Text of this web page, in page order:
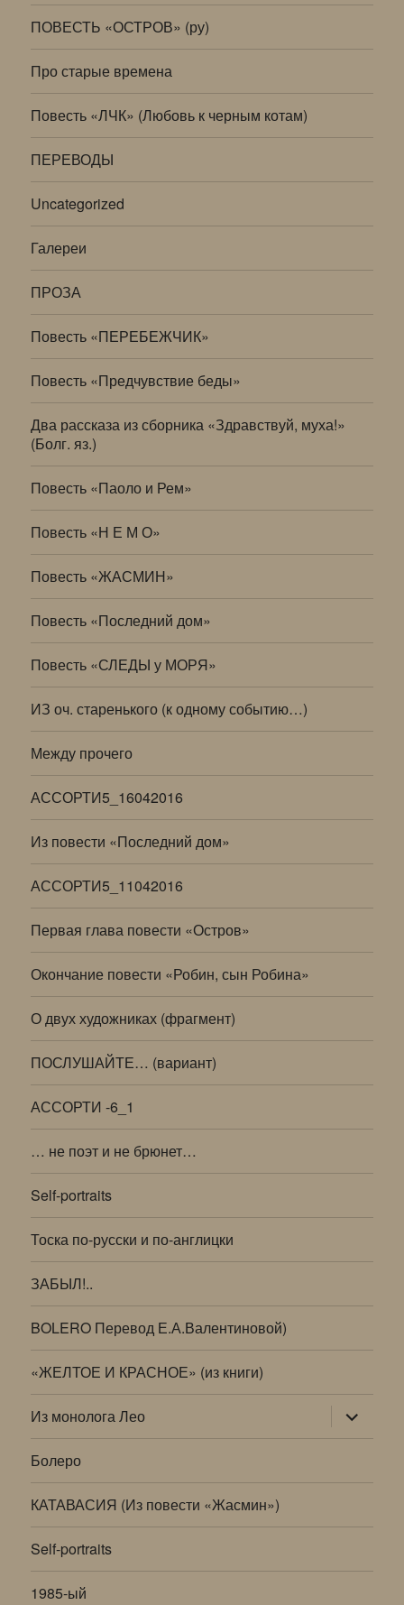
ПОВЕСТЬ «ОСТРОВ» (ру)
Про старые времена
Повесть «ЛЧК» (Любовь к черным котам)
ПЕРЕВОДЫ
Uncategorized
Галереи
ПРОЗА
Повесть «ПЕРЕБЕЖЧИК»
Повесть «Предчувствие беды»
Два рассказа из сборника «Здравствуй, муха!»
(Болг. яз.)
Повесть «Паоло и Рем»
Повесть «Н Е М О»
Повесть «ЖАСМИН»
Повесть «Последний дом»
Повесть «СЛЕДЫ у МОРЯ»
ИЗ оч. старенького (к одному событию…)
Между прочего
АССОРТИ5_16042016
Из повести «Последний дом»
АССОРТИ5_11042016
Первая глава повести «Остров»
Окончание повести «Робин, сын Робина»
О двух художниках (фрагмент)
ПОСЛУШАЙТЕ… (вариант)
АССОРТИ -6_1
… не поэт и не брюнет…
Self-portraits
Тоска по-русски и по-англицки
ЗАБЫЛ!..
BOLERO Перевод Е.А.Валентиновой)
«ЖЕЛТОЕ И КРАСНОЕ» (из книги)
Из монолога Лео раскрыть
дочернее
меню
Болеро
КАТАВАСИЯ (Из повести «Жасмин»)
Self-portraits
1985-ый